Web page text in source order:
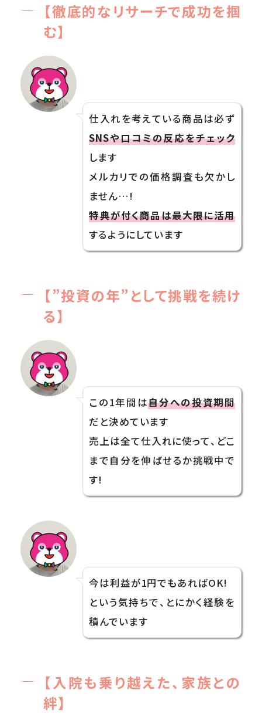
【徹底的なリサーチで成功を掴
む】
仕入れを考えている商品は必ず
SNSや口コミの反応をチェック
します
メルカリでの価格調査も欠かし
ません…!
特典が付く商品は最大限に活用
するようにしています
【”投資の年”として挑戦を続け
る】
この1年間は自分への投資期間
だと決めています
売上は全て仕入れに使って、どこ
まで自分を伸ばせるか挑戦中で
す!
今は利益が1円でもあればOK!
という気持ちで、とにかく経験を
積んでいます
【入院も乗り越えた、家族との
絆】